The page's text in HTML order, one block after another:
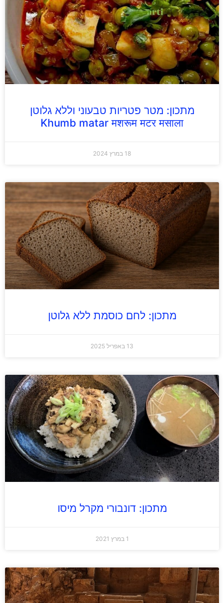
מתכון: מטר פטריות טבעוני וללא גלוטן
Khumb matar मशरूम मटर मसाला
18 במרץ 2024
מתכון: לחם כוסמת ללא גלוטן
13 באפריל 2025
מתכון: דונבורי מקרל מיסו
1 במרץ 2021